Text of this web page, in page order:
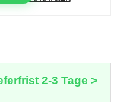
2-3 Tage >